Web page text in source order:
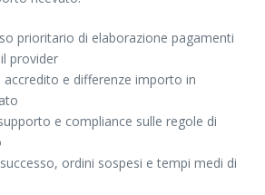
prioritario di elaborazione pagamenti
provider
e differenze importo in
e compliance sulle regole di
ordini sospesi e tempi medi di